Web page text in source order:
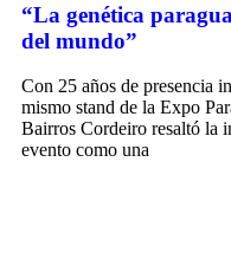
“La genética
del mundo”
Con 25 años de presencia
mismo stand de la Expo
Bairros Cordeiro resaltó la
evento como una